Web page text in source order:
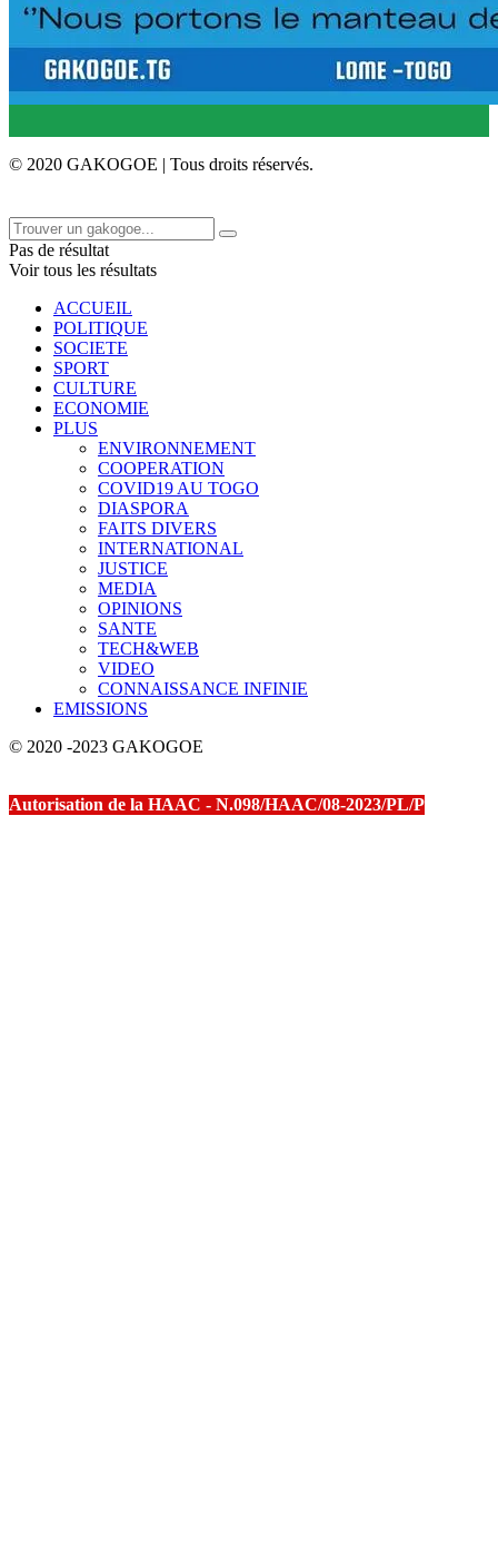
© 2020 GAKOGOE | Tous droits réservés.
Pas de résultat
Voir tous les résultats
ACCUEIL
POLITIQUE
SOCIETE
SPORT
CULTURE
ECONOMIE
PLUS
ENVIRONNEMENT
COOPERATION
COVID19 AU TOGO
DIASPORA
FAITS DIVERS
INTERNATIONAL
JUSTICE
MEDIA
OPINIONS
SANTE
TECH&WEB
VIDEO
CONNAISSANCE INFINIE
EMISSIONS
© 2020 -2023 GAKOGOE
Autorisation de la HAAC - N.098/HAAC/08-2023/PL/P